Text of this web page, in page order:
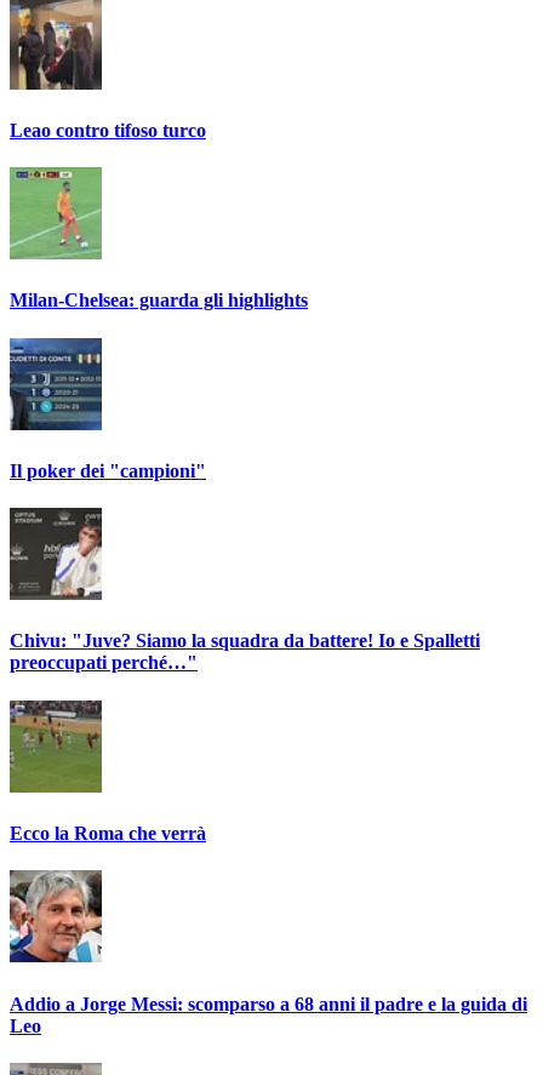
Leao contro tifoso turco
Milan-Chelsea: guarda gli highlights
Il poker dei "campioni"
Chivu: "Juve? Siamo la squadra da battere! Io e Spalletti
preoccupati perché…"
Ecco la Roma che verrà
Addio a Jorge Messi: scomparso a 68 anni il padre e la guida di
Leo